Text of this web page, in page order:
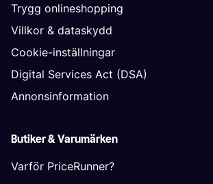
Trygg onlineshopping
Villkor & dataskydd
Cookie-inställningar
Digital Services Act (DSA)
Annonsinformation
Butiker & Varumärken
Varför PriceRunner?